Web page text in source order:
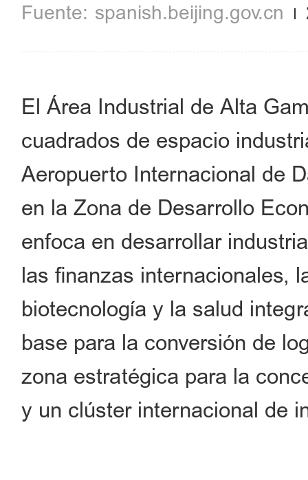
spanish.beijing.gov.cn
El Área Industrial de Alta
cuadrados de espacio
Aeropuerto Internacional de
en la Zona de Desarrollo
enfoca en desarrollar
las finanzas internacionales,
biotecnología y la salud
base para la conversión de
zona estratégica para la
y un clúster internacional de